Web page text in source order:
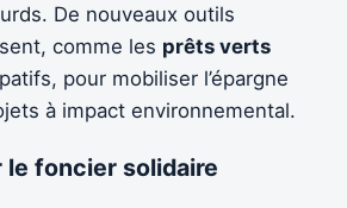
De nouveaux outils
comme les prêts verts
pour mobiliser l’épargne
à impact environnemental.
le foncier solidaire